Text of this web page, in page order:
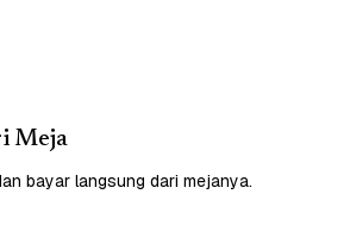
Meja
bayar langsung dari mejanya.